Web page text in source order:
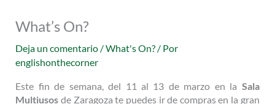
What’s On?
Deja un comentario /What's On? / Por
englishonthecorner
Este fin de semana, del 11 al 13 de marzo en la Sala
Multiusos de Zaragoza te puedes ir de compras en la gran